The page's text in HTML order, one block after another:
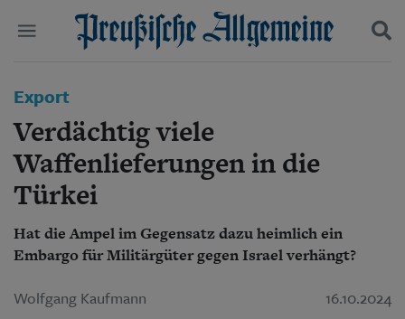
Wirtschaft
Panorama
Gesellschaft
Ostpreußen
Pommern
Suchen und finden
Export
Verdächtig viele
Waffenlieferungen in die
Türkei
Hat die Ampel im Gegensatz dazu heimlich ein
Embargo für Militärgüter gegen Israel verhängt?
Wolfgang Kaufmann 16.10.2024